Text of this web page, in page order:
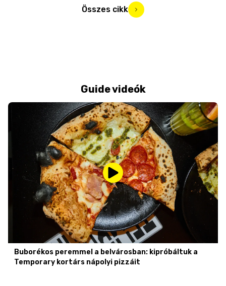
Összes cikk
Guide videók
Buborékos peremmel a belvárosban: kipróbáltuk a
Temporary kortárs nápolyi pizzáit